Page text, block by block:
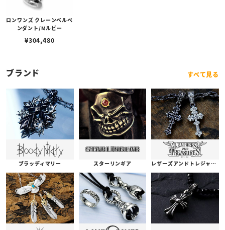
ロンワンズ クレーンベルペ
ンダント/Mルビー
¥304,480
ブランド すべて見る
ブラッディマリー スターリンギア レザーズアンドトレジャーズ